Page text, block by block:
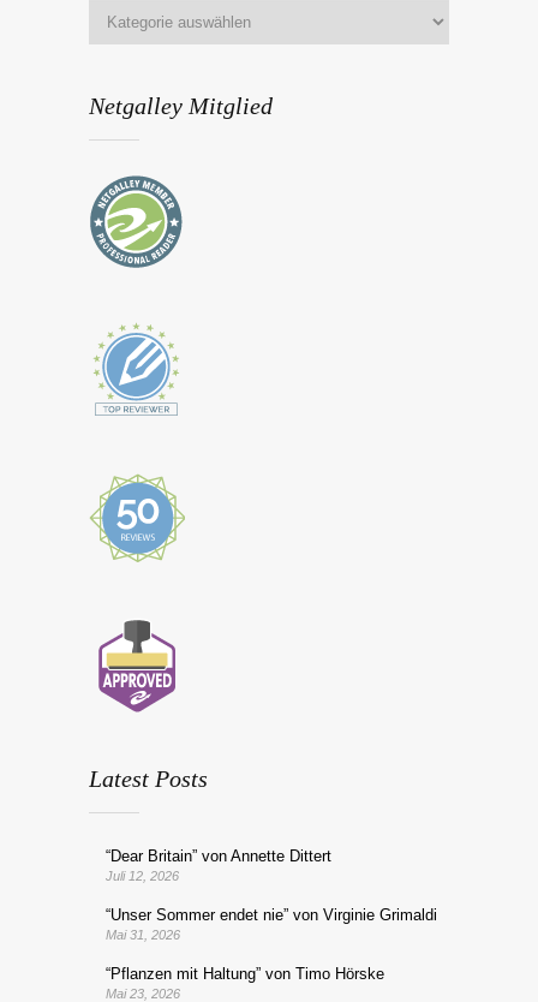
Netgalley Mitglied
Latest Posts
“Dear Britain” von Annette Dittert
Juli 12, 2026
“Unser Sommer endet nie” von Virginie Grimaldi
Mai 31, 2026
“Pflanzen mit Haltung” von Timo Hörske
Mai 23, 2026